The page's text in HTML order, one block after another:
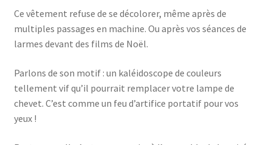
Ce vêtement refuse de se décolorer, même après de
multiples passages en machine. Ou après vos séances de
larmes devant des films de Noël.
Parlons de son motif : un kaléidoscope de couleurs
tellement vif qu’il pourrait remplacer votre lampe de
chevet. C’est comme un feu d’artifice portatif pour vos
yeux !